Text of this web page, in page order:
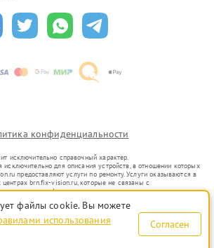
конфиденциальности
исключительно справочный характер.
исключительно для описания устройств, в отношении которых
предоставляют услуги по ремонту. Услуги оказываются в
brn.fix-vision.ru, которые не связаны с
или их официальными представителями.
уже введенных в гражданский оборот в соответствии
не преследует цели индивидуализации услуг или введения
служит для информирования о предоставляемых услугах по
не является публичной офертой, определяемой
файлы cookie. Вы можете
использования
Согласен